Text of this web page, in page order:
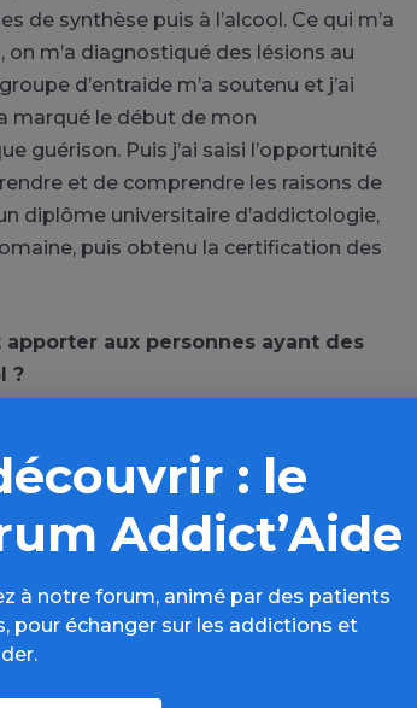
de synthèse puis à l’alcool. Ce qui m’a
m’a diagnostiqué des lésions au
d’entraide m’a soutenu et j’ai
marqué le début de mon
guérison. Puis j’ai saisi l’opportunité
et de comprendre les raisons de
diplôme universitaire d’addictologie,
puis obtenu la certification des
aux personnes ayant des
?
regard sur notre parcours, en
pour la personne en face de
donnons des éléments qu’elle
elle pourra puiser. Ce qui
à expliquer les mécanismes de
et non médicamenteux, et
lorsqu’on essaie d’aider une
: le
Addict’Aide
à notre forum, animé par des patients
pour échanger sur les addictions et